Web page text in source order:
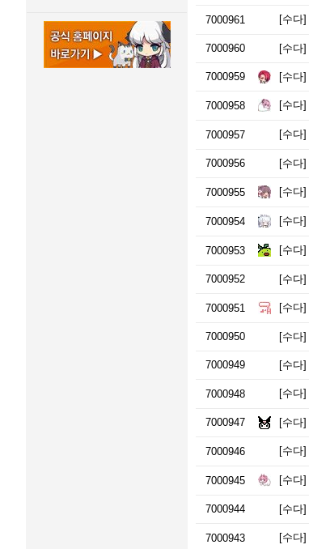
7000961 [수다]
7000960 [수다]
7000959 [수다]
7000958 [수다]
7000957 [수다]
7000956 [수다]
7000955 [수다]
7000954 [수다]
7000953 [수다]
7000952 [수다]
7000951 [수다]
7000950 [수다]
7000949 [수다]
7000948 [수다]
7000947 [수다]
7000946 [수다]
7000945 [수다]
7000944 [수다]
7000943 [수다]